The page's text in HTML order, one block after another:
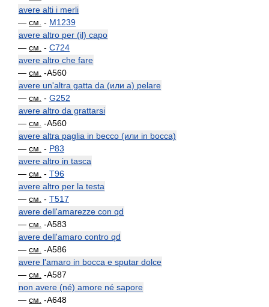
avere alti i merli
— см. - M1239
avere altro per (il) capo
— см. - C724
avere altro che fare
— см. -A560
avere un'altra gatta da (или a) pelare
— см. - G252
avere altro da grattarsi
— см. -A560
avere altra paglia in becco (или in bocca)
— см. - P83
avere altro in tasca
— см. - T96
avere altro per la testa
— см. - T517
avere dell'amarezze con qd
— см. -A583
avere dell'amaro contro qd
— см. -A586
avere l'amaro in bocca e sputar dolce
— см. -A587
non avere (né) amore né sapore
— см. -A648